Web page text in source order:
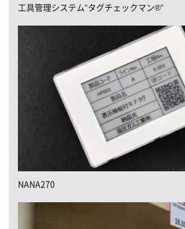
工具管理システム”タグチェックマン®”
NANA270